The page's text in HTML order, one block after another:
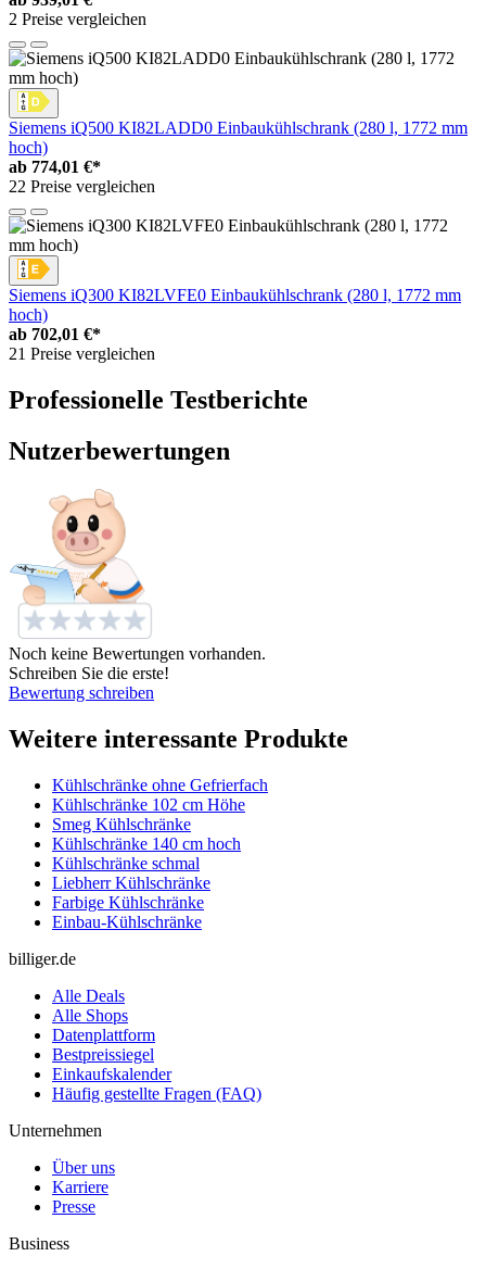
2 Preise vergleichen
Siemens iQ500 KI82LADD0 Einbaukühlschrank (280 l, 1772 mm
hoch)
ab 774,01 €*
22 Preise vergleichen
Siemens iQ300 KI82LVFE0 Einbaukühlschrank (280 l, 1772 mm
hoch)
ab 702,01 €*
21 Preise vergleichen
Professionelle Testberichte
Nutzerbewertungen
Noch keine Bewertungen vorhanden.
Schreiben Sie die erste!
Bewertung schreiben
Weitere interessante Produkte
Kühlschränke ohne Gefrierfach
Kühlschränke 102 cm Höhe
Smeg Kühlschränke
Kühlschränke 140 cm hoch
Kühlschränke schmal
Liebherr Kühlschränke
Farbige Kühlschränke
Einbau-Kühlschränke
billiger.de
Alle Deals
Alle Shops
Datenplattform
Bestpreissiegel
Einkaufskalender
Häufig gestellte Fragen (FAQ)
Unternehmen
Über uns
Karriere
Presse
Business